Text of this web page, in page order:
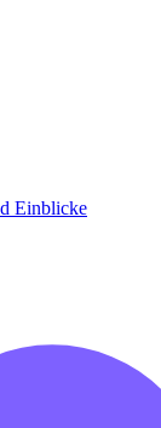
Einblicke